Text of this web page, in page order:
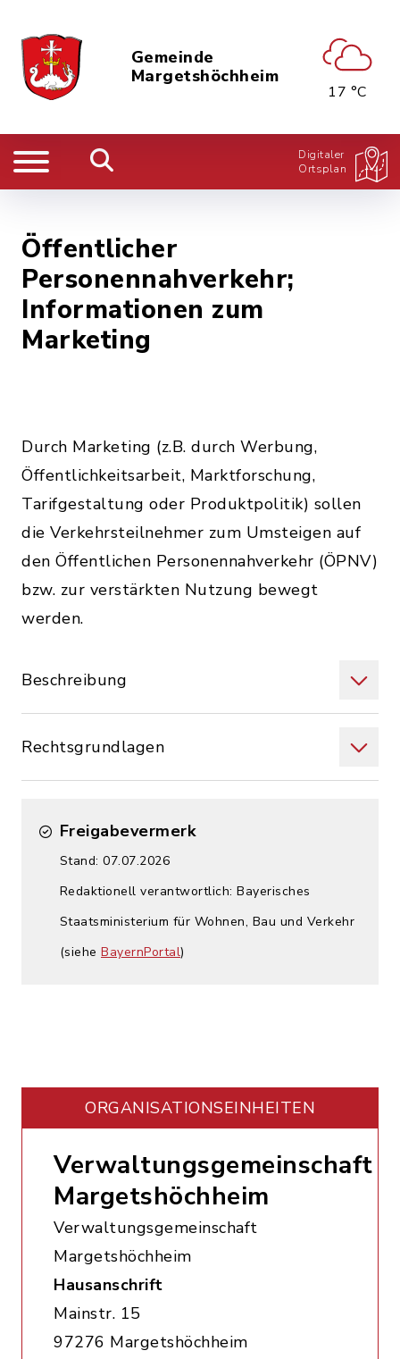
Gemeinde
Margetshöchheim
17 °C
Digitaler
Ortsplan
Öffentlicher
Personennahverkehr;
Informationen zum
Marketing
Durch Marketing (z.B. durch Werbung,
Öffentlichkeitsarbeit, Marktforschung,
Tarifgestaltung oder Produktpolitik) sollen
die Verkehrsteilnehmer zum Umsteigen auf
den Öffentlichen Personennahverkehr (ÖPNV)
bzw. zur verstärkten Nutzung bewegt
werden.
Beschreibung
Rechtsgrundlagen
Freigabevermerk
Stand: 07.07.2026
Redaktionell verantwortlich: Bayerisches
Staatsministerium für Wohnen, Bau und Verkehr
(siehe BayernPortal)
ORGANISATIONS­EINHEITEN
Verwaltungsgemeinschaft
Margetshöchheim
Verwaltungsgemeinschaft
Margetshöchheim
Hausanschrift
Mainstr. 15
97276 Margetshöchheim